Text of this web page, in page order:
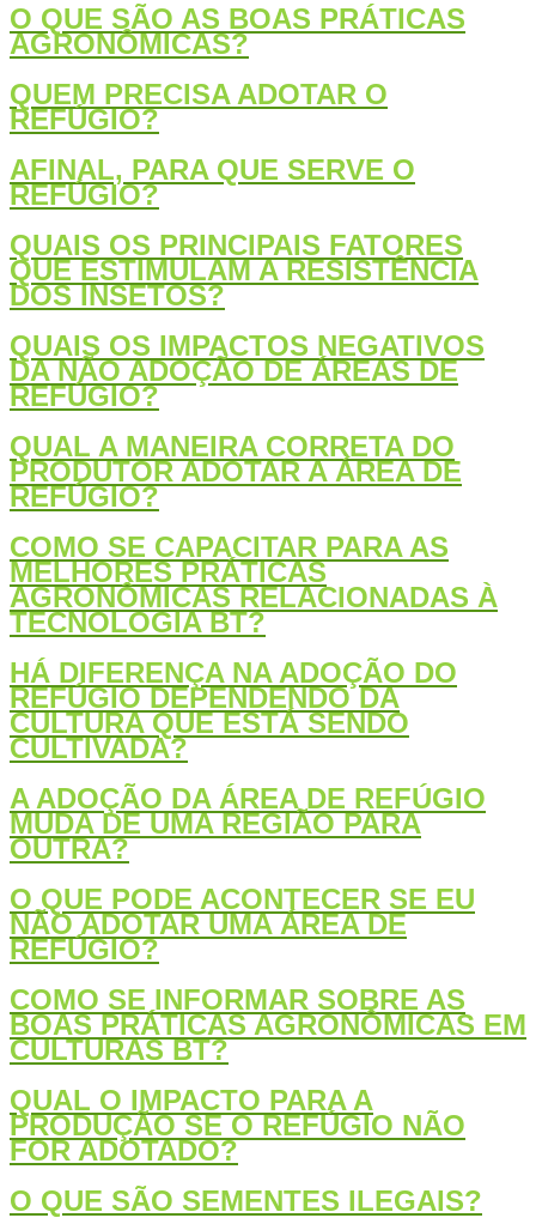
O QUE SÃO AS BOAS PRÁTICAS
AGRONÔMICAS?
QUEM PRECISA ADOTAR O
REFÚGIO?
AFINAL, PARA QUE SERVE O
REFÚGIO?
QUAIS OS PRINCIPAIS FATORES
QUE ESTIMULAM A RESISTÊNCIA
DOS INSETOS?
QUAIS OS IMPACTOS NEGATIVOS
DA NÃO ADOÇÃO DE ÁREAS DE
REFÚGIO?
QUAL A MANEIRA CORRETA DO
PRODUTOR ADOTAR A ÁREA DE
REFÚGIO?
COMO SE CAPACITAR PARA AS
MELHORES PRÁTICAS
AGRONÔMICAS RELACIONADAS À
TECNOLOGIA BT?
HÁ DIFERENÇA NA ADOÇÃO DO
REFÚGIO DEPENDENDO DA
CULTURA QUE ESTÁ SENDO
CULTIVADA?
A ADOÇÃO DA ÁREA DE REFÚGIO
MUDA DE UMA REGIÃO PARA
OUTRA?
O QUE PODE ACONTECER SE EU
NÃO ADOTAR UMA ÁREA DE
REFÚGIO?
COMO SE INFORMAR SOBRE AS
BOAS PRÁTICAS AGRONÔMICAS EM
CULTURAS BT?
QUAL O IMPACTO PARA A
PRODUÇÃO SE O REFÚGIO NÃO
FOR ADOTADO?
O QUE SÃO SEMENTES ILEGAIS?